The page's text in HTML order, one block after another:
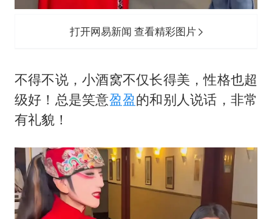
打开网易新闻 查看精彩图片
不得不说，小酒窝不仅长得美，性格也超
级好！总是笑意盈盈的和别人说话，非常
有礼貌！